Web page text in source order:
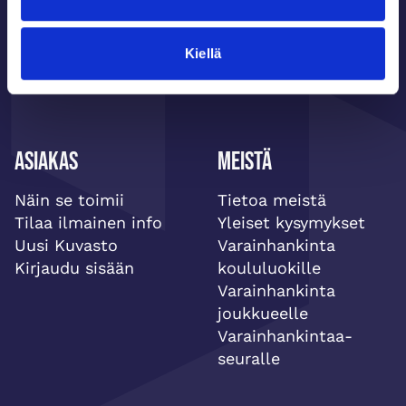
Kiellä
Asiakas
Näin se toimii
Tilaa ilmainen info
Uusi Kuvasto
Kirjaudu sisään
Meistä
Tietoa meistä
Yleiset kysymykset
Varainhankinta
koululuokille
Varainhankinta
joukkueelle
Varainhankintaa-
seuralle